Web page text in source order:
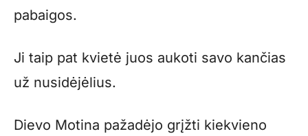
pabaigos.
Ji taip pat kvietė juos aukoti savo kančias
už nusidėjėlius.
Dievo Motina pažadėjo grįžti kiekvieno